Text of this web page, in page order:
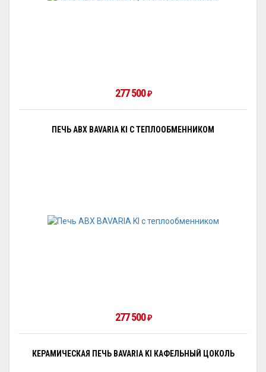
277 500 ₽
ПЕЧЬ ABX BAVARIA KI С ТЕПЛООБМЕННИКОМ
277 500 ₽
КЕРАМИЧЕСКАЯ ПЕЧЬ BAVARIA KI КАФЕЛЬНЫЙ ЦОКОЛЬ